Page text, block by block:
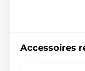
Accessoires